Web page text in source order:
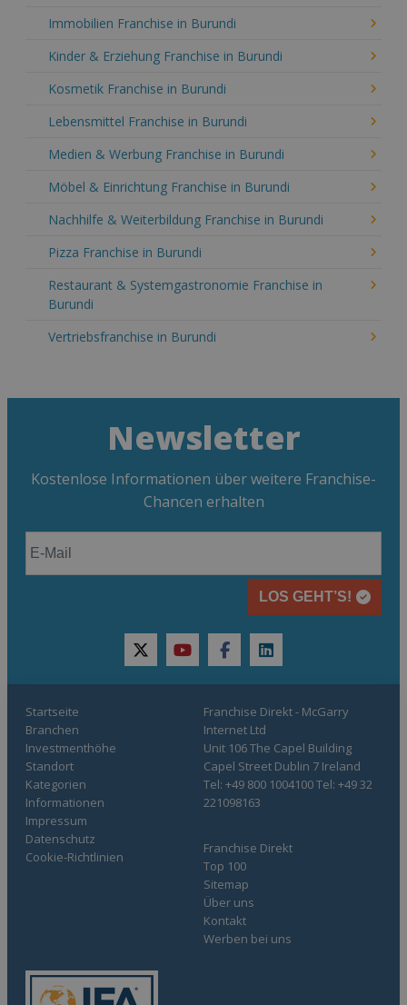
Immobilien Franchise in Burundi
Kinder & Erziehung Franchise in Burundi
Kosmetik Franchise in Burundi
Lebensmittel Franchise in Burundi
Medien & Werbung Franchise in Burundi
Möbel & Einrichtung Franchise in Burundi
Nachhilfe & Weiterbildung Franchise in Burundi
Pizza Franchise in Burundi
Restaurant & Systemgastronomie Franchise in
Burundi
Vertriebsfranchise in Burundi
Newsletter
Kostenlose Informationen über weitere Franchise-
Chancen erhalten
LOS GEHT’S!
twitteryoutubefacebooklinkedin
Startseite
Branchen
Investmenthöhe
Standort
Kategorien
Informationen
Franchise Direkt
Top 100
Sitemap
Über uns
Kontakt
Werben bei uns
Impressum
Datenschutz
Cookie-Richtlinien
Franchise Direkt - McGarry
Internet Ltd
Unit 106 The Capel Building
Capel Street Dublin 7 Ireland
Tel: +49 800 1004100 Tel: +49 32
221098163